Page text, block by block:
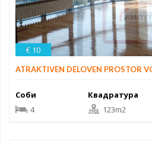
€ 10
ATRAKTIVEN DELOVEN PROSTOR
Соби
4
Квадратура
123m2